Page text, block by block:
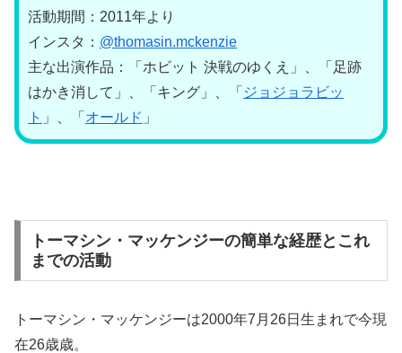
活動期間：2011年より
インスタ： @thomasin.mckenzie
主な出演作品：「ホビット 決戦のゆくえ」、「足跡
はかき消して」、「キング」、「 ジョジョラビッ
ト 」、「 オールド 」
トーマシン・マッケンジーの簡単な経歴とこれ
までの活動
トーマシン・マッケンジーは2000年7月26日生まれで今現
在26歳歳。